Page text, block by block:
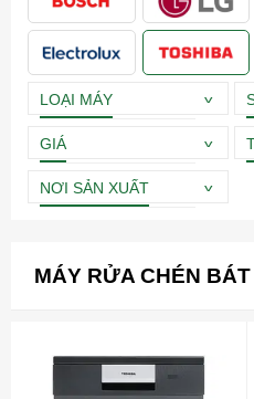
LOẠI MÁY
GIÁ
NƠI SẢN XUẤT
MÁY RỬA CHÉN